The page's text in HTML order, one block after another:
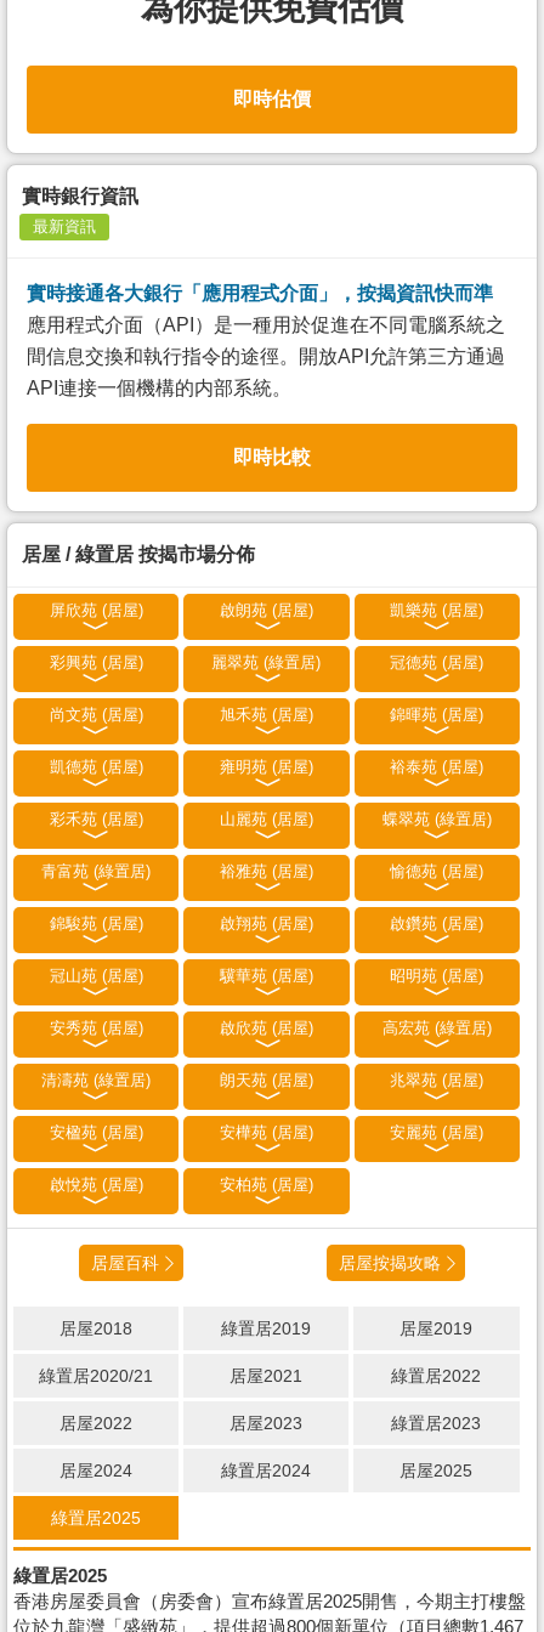
為你提供免費估價
即時估價
實時銀行資訊
最新資訊
實時接通各大銀行「應用程式介面」，按揭資訊快而準
應用程式介面（API）是一種用於促進在不同電腦系統之
間信息交換和執行指令的途徑。開放API允許第三方通過
API連接一個機構的内部系統。
即時比較
居屋 / 綠置居 按揭市場分佈
屏欣苑 (居屋) 啟朗苑 (居屋) 凱樂苑 (居屋)
彩興苑 (居屋) 麗翠苑 (綠置居) 冠德苑 (居屋)
尚文苑 (居屋) 旭禾苑 (居屋) 錦暉苑 (居屋)
凱德苑 (居屋) 雍明苑 (居屋) 裕泰苑 (居屋)
彩禾苑 (居屋) 山麗苑 (居屋) 蝶翠苑 (綠置居)
青富苑 (綠置居) 裕雅苑 (居屋) 愉德苑 (居屋)
錦駿苑 (居屋) 啟翔苑 (居屋) 啟鑽苑 (居屋)
冠山苑 (居屋) 驥華苑 (居屋) 昭明苑 (居屋)
安秀苑 (居屋) 啟欣苑 (居屋) 高宏苑 (綠置居)
清濤苑 (綠置居) 朗天苑 (居屋) 兆翠苑 (居屋)
安楹苑 (居屋) 安樺苑 (居屋) 安麗苑 (居屋)
啟悅苑 (居屋) 安柏苑 (居屋)
居屋百科 居屋按揭攻略
居屋2018 綠置居2019 居屋2019
綠置居2020/21 居屋2021 綠置居2022
居屋2022 居屋2023 綠置居2023
居屋2024 綠置居2024 居屋2025
綠置居2025
綠置居2025
香港房屋委員會（房委會）宣布綠置居2025開售，今期主打樓盤
位於九龍灣「盛緻苑」，提供超過800個新單位（項目總數1,467